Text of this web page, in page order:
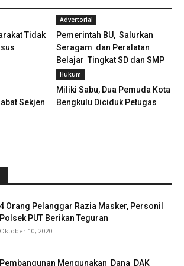
Tidak
Advertorial
Pemerintah BU, Salurkan
Seragam dan Peralatan
Belajar Tingkat SD dan SMP
Sekjen
Hukum
Miliki Sabu, Dua Pemuda Kota
Bengkulu Diciduk Petugas
4 Orang Pelanggar Razia Masker, Personil
Polsek PUT Berikan Teguran
Oktober 10, 2020
Pembangunan Mengunakan Dana DAK